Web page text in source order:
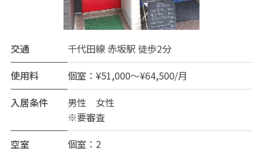
交通
千代田線 赤坂駅 徒歩2分
使用料
個室：¥51,000～¥64,500/月
入居条件
男性 女性
※要審査
空室
個室：2